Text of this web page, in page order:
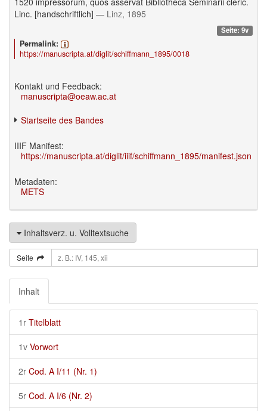
Linc. [handschriftlich] — Linz, 1895
Seite: 9v
Permalink:
https://manuscripta.at/diglit/schiffmann_1895/0018
Kontakt und Feedback:
manuscripta@oeaw.ac.at
Startseite des Bandes
IIIF Manifest:
https://manuscripta.at/diglit/iiif/schiffmann_1895/manifest.json
Metadaten:
METS
Inhaltsverz. u. Volltextsuche
Seite
Inhalt
1r Titelblatt
1v Vorwort
2r Cod. A I/11 (Nr. 1)
5r Cod. A I/6 (Nr. 2)